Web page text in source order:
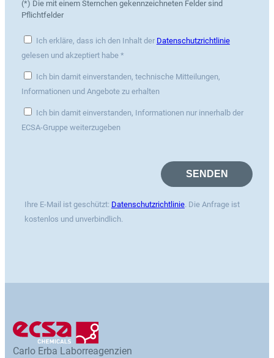
(*) Die mit einem Sternchen gekennzeichneten Felder sind
Pflichtfelder
Ich erkläre, dass ich den Inhalt der Datenschutzrichtlinie
gelesen und akzeptiert habe *
Ich bin damit einverstanden, technische Mitteilungen,
Informationen und Angebote zu erhalten
Ich bin damit einverstanden, Informationen nur innerhalb der
ECSA-Gruppe weiterzugeben
Ihre E-Mail ist geschützt: Datenschutzrichtlinie. Die Anfrage ist
kostenlos und unverbindlich.
Carlo Erba Laborreagenzien